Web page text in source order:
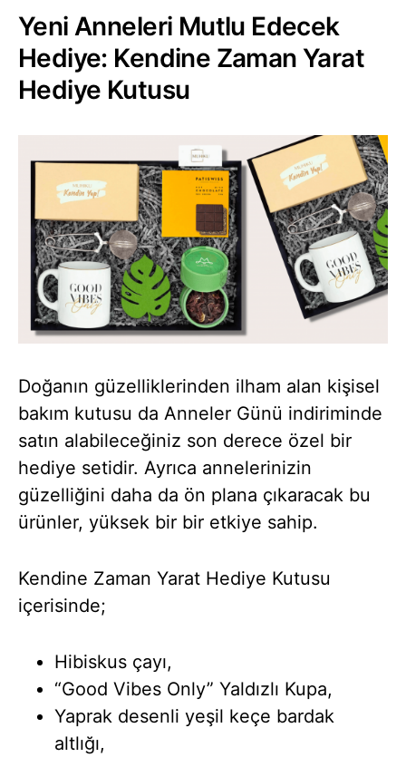
Yeni Anneleri Mutlu Edecek
Hediye: Kendine Zaman Yarat
Hediye Kutusu
Doğanın güzelliklerinden ilham alan kişisel
bakım kutusu da Anneler Günü indiriminde
satın alabileceğiniz son derece özel bir
hediye setidir. Ayrıca annelerinizin
güzelliğini daha da ön plana çıkaracak bu
ürünler, yüksek bir bir etkiye sahip.
Kendine Zaman Yarat Hediye Kutusu
içerisinde;
Hibiskus çayı,
“Good Vibes Only” Yaldızlı Kupa,
Yaprak desenli yeşil keçe bardak
altlığı,